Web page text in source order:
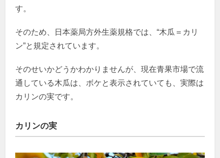
す。
そのため、日本薬局方外生薬規格では、“木瓜＝カリ
ン”と規定されています。
そのせいかどうかわかりませんが、現在青果市場で流
通している木瓜は、ボケと表示されていても、実際は
カリンの実です。
カリンの実